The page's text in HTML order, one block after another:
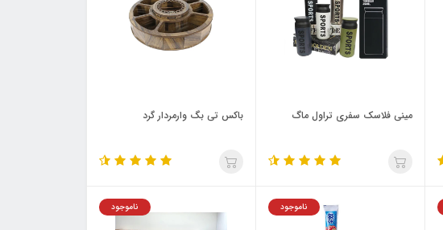
مینی فلاسک سفری تراول ماگ باکس تی بگ وارمر‌دار گرد
ناموجود ناموجود